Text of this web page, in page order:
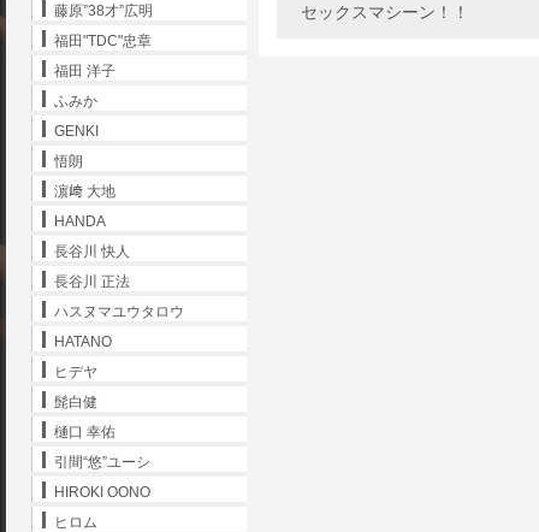
セックスマシーン！！
藤原”38才”広明
福田"TDC"忠章
福田 洋子
ふみか
GENKI
悟朗
濵﨑 大地
HANDA
長谷川 快人
長谷川 正法
ハスヌマユウタロウ
HATANO
ヒデヤ
髭白健
樋口 幸佑
引間“悠”ユーシ
HIROKI OONO
ヒロム